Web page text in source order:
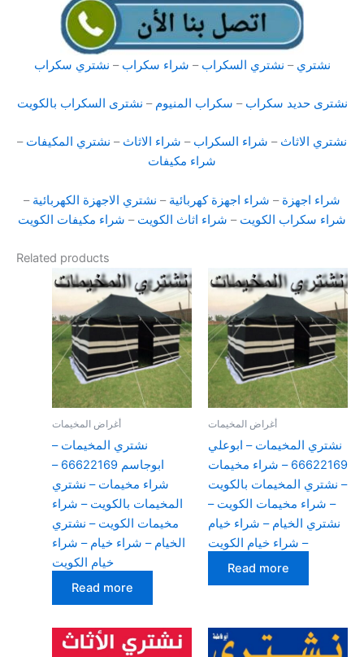
نشتري – نشتري السكراب – شراء سكراب – نشتري سكراب
نشترى حديد سكراب – سكراب المنيوم – نشترى السكراب بالكويت
نشتري الاثاث – شراء السكراب – شراء الاثاث – نشتري المكيفات –
شراء مكيفات
شراء اجهزة – شراء اجهزة كهربائية – نشتري الاجهزة الكهربائية–
شراء سكراب الكويت – شراء اثاث الكويت – شراء مكيفات الكويت
Related products
أغراض المخيمات
نشتري المخيمات –
ابوجاسم 66622169 –
شراء مخيمات – نشتري
المخيمات بالكويت – شراء
مخيمات الكويت – نشتري
الخيام – شراء خيام – شراء
خيام الكويت
Read more
أغراض المخيمات
نشتري المخيمات – ابوعلي
66622169 – شراء مخيمات
– نشتري المخيمات بالكويت
– شراء مخيمات الكويت –
نشتري الخيام – شراء خيام
– شراء خيام الكويت
Read more